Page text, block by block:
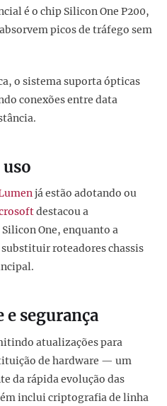
é o chip Silicon One P200,
picos de tráfego sem
o sistema suporta ópticas
conexões entre data
uso
já estão adotando ou
destacou a
One, enquanto a
roteadores chassis
segurança
atualizações para
de hardware — um
da rápida evolução das
inclui criptografia de linha